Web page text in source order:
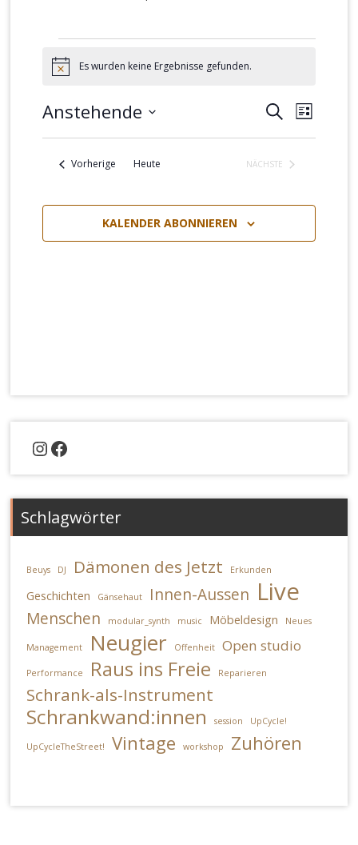
Veranstaltungen
HinweisEs wurden keine Ergebnisse gefunden.
Suche
und
Navigation
SUCHELISTE
Anstehende
Datum
wählen.Vorherige Veranstaltungen
Heute
NÄCHSTE
KALENDER ABONNIEREN
Instagram
Facebook
Schlagwörter
Beuys DJ Dämonen des Jetzt Erkunden
Geschichten Gänsehaut Innen-Aussen Live
Menschen modular_synth music Möbeldesign Neues
Management Neugier Offenheit Open studio
Performance Raus ins Freie Reparieren
Schrank-als-Instrument
Schrankwand:innen session UpCycle!
UpCycleTheStreet! Vintage workshop Zuhören